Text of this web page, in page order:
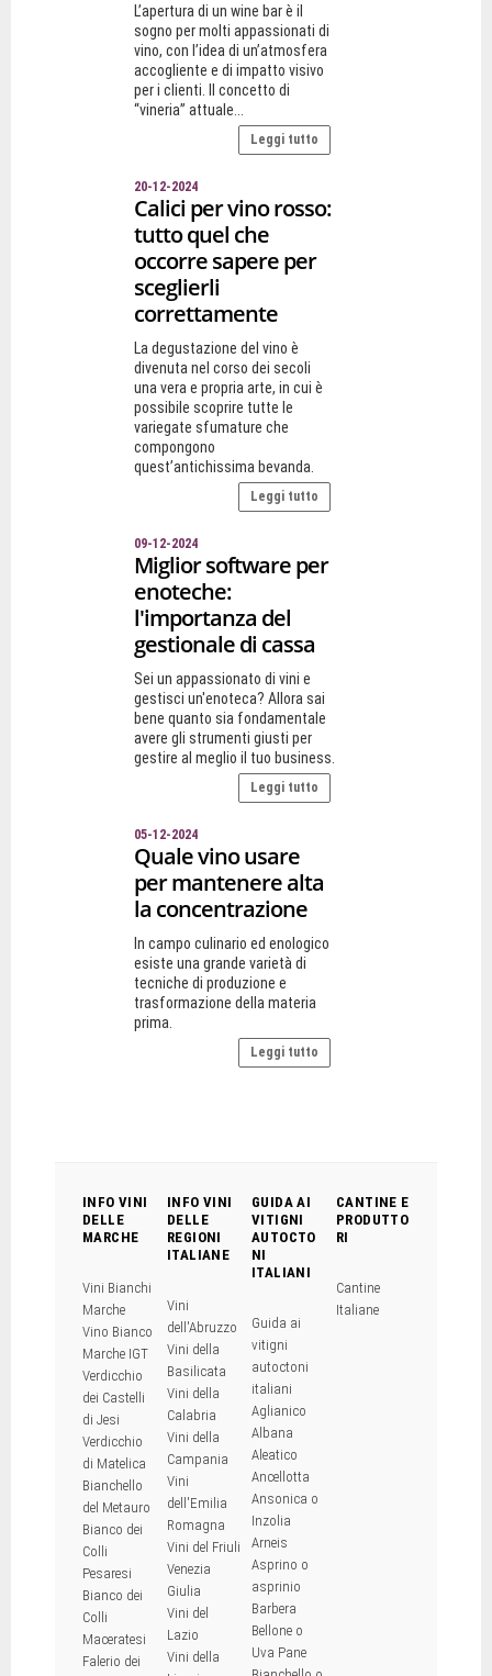
L’apertura di un wine bar è il
sogno per molti appassionati di
vino, con l’idea di un’atmosfera
accogliente e di impatto visivo
per i clienti. Il concetto di
“vineria” attuale...
Leggi tutto
20-12-2024
Calici per vino rosso:
tutto quel che
occorre sapere per
sceglierli
correttamente
La degustazione del vino è
divenuta nel corso dei secoli
una vera e propria arte, in cui è
possibile scoprire tutte le
variegate sfumature che
compongono
quest’antichissima bevanda.
Leggi tutto
09-12-2024
Miglior software per
enoteche:
l'importanza del
gestionale di cassa
Sei un appassionato di vini e
gestisci un'enoteca? Allora sai
bene quanto sia fondamentale
avere gli strumenti giusti per
gestire al meglio il tuo business.
Leggi tutto
05-12-2024
Quale vino usare
per mantenere alta
la concentrazione
In campo culinario ed enologico
esiste una grande varietà di
tecniche di produzione e
trasformazione della materia
prima.
Leggi tutto
INFO VINI
DELLE
MARCHE
Vini Bianchi
Marche
Vino Bianco
Marche IGT
Verdicchio
dei Castelli
di Jesi
Verdicchio
di Matelica
Bianchello
del Metauro
Bianco dei
Colli
Pesaresi
Bianco dei
Colli
Maceratesi
Falerio dei
INFO VINI
DELLE
REGIONI
ITALIANE
Vini
dell'Abruzzo
Vini della
Basilicata
Vini della
Calabria
Vini della
Campania
Vini
dell'Emilia
Romagna
Vini del Friuli
Venezia
Giulia
Vini del
Lazio
Vini della
GUIDA AI
VITIGNI
AUTOCTO
NI
ITALIANI
Guida ai
vitigni
autoctoni
italiani
Aglianico
Albana
Aleatico
Ancellotta
Ansonica o
Inzolia
Arneis
Asprino o
asprinio
Barbera
Bellone o
Uva Pane
CANTINE E
PRODUTTO
RI
Cantine
Italiane